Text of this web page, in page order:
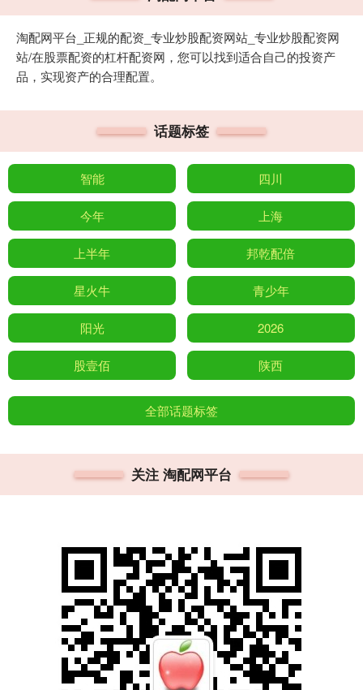
淘配网平台_正规的配资_专业炒股配资网站_专业炒股配资网
站/在股票配资的杠杆配资网，您可以找到适合自己的投资产
品，实现资产的合理配置。
话题标签
智能 四川
今年 上海
上半年 邦乾配倍
星火牛 青少年
阳光 2026
股壹佰 陕西
全部话题标签
关注 淘配网平台